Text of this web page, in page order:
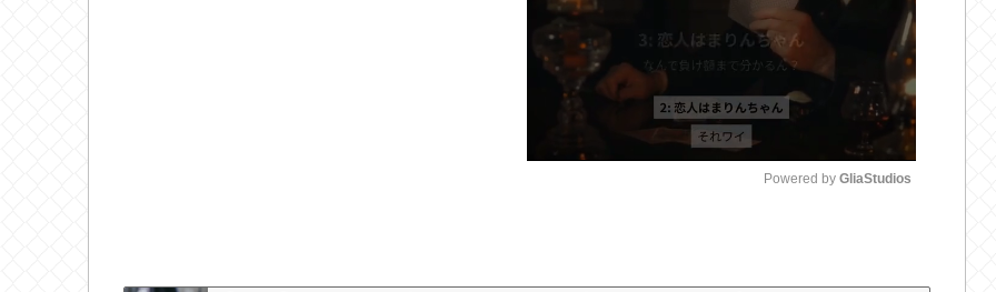
Powered by GliaStudios